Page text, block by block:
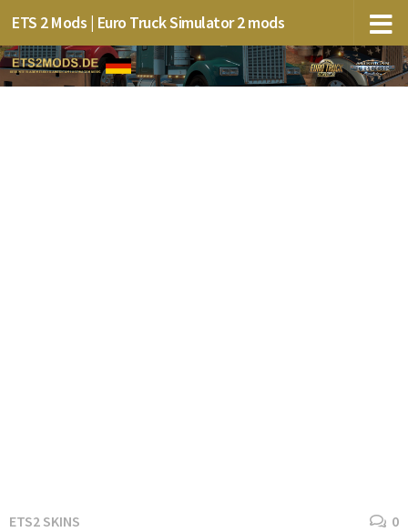
ETS 2 Mods | Euro Truck Simulator 2 mods
ETS2 SKINS 0